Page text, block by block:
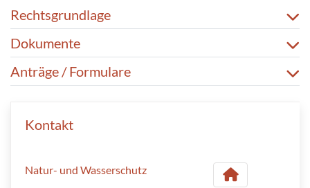
Rechtsgrundlage
Dokumente
Anträge / Formulare
Kontakt
Natur- und Wasserschutz